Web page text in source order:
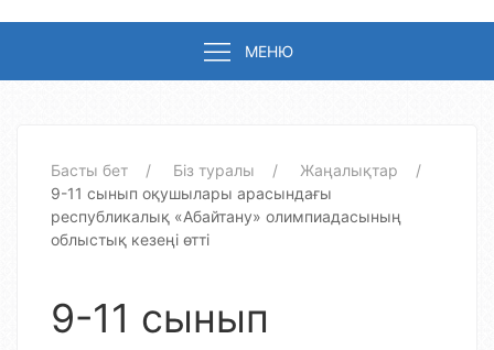
МЕНЮ
Басты бет Біз туралы
Жаңалықтар
9-11 сынып оқушылары арасындағы
республикалық «Абайтану» олимпиадасының
облыстық кезеңі өтті
9-11 сынып